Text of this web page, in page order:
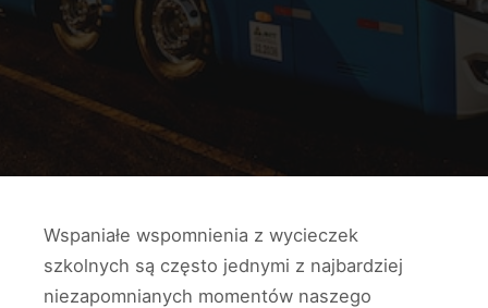
Wspaniałe wspomnienia z wycieczek
szkolnych są często jednymi z najbardziej
niezapomnianych momentów naszego